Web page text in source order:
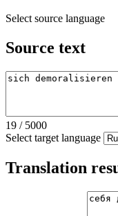
Select source language
Source text
19 / 5000
Select target language
Translation